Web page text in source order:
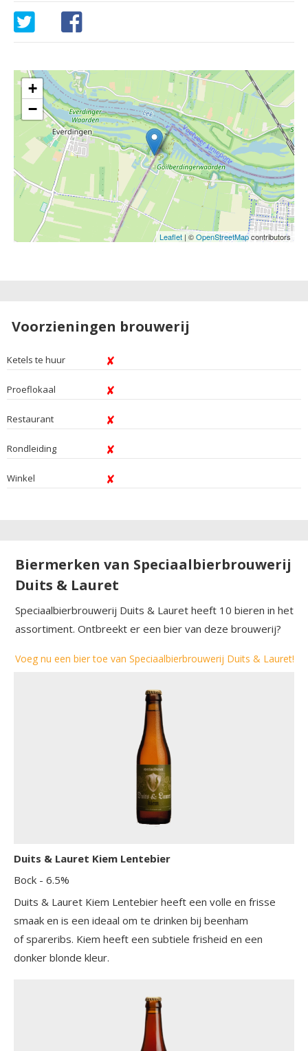
+
−
Leaflet | ©OpenStreetMapcontributors
Voorzieningen brouwerij
Ketels te huur
Proeflokaal
Restaurant
Rondleiding
Winkel
Biermerken van Speciaalbierbrouwerij
Duits & Lauret
Speciaalbierbrouwerij Duits & Lauret heeft 10 bieren in het
assortiment. Ontbreekt er een bier van deze brouwerij?
Voeg nu een bier toe van Speciaalbierbrouwerij Duits & Lauret!
Duits & Lauret Kiem Lentebier
Bock - 6.5%
Duits & Lauret Kiem Lentebier heeft een volle en frisse
smaak en is een ideaal om te drinken bij beenham
of spareribs. Kiem heeft een subtiele frisheid en een
donker blonde kleur.